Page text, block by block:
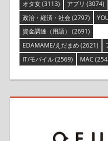
オタ女(3113) アプリ (3074)
政治・経済・社会(2797)
資金調達（用語） (2691)
EDAMAME/えだまめ (2621)
IT/モバイル(2569) MAC